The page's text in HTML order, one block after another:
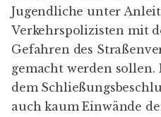
Jugendliche unter
Verkehrspolizisten mit
Gefahren des
gemacht werden sollen.
dem
auch kaum Einwände